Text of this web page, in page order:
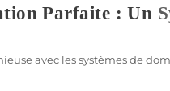
Parfaite : Un
avec les systèmes de